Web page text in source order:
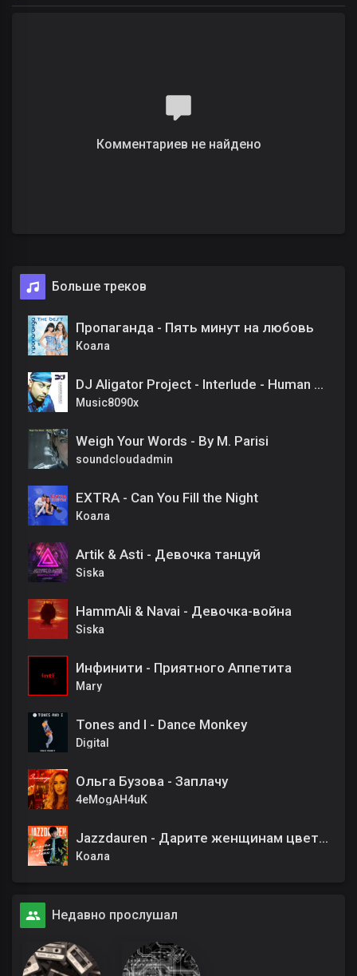
Комментариев не найдено
Больше треков
Пропаганда - Пять минут на любовь
Коала
DJ Aligator Project - Interlude - Human Beatbox
Music8090x
Weigh Your Words - By M. Parisi
soundcloudadmin
EXTRA - Can You Fill the Night
Коала
Artik & Asti - Девочка танцуй
Siska
HammAli & Navai - Девочка-война
Siska
Инфинити - Приятного Аппетита
Mary
Tones and I - Dance Monkey
Digital
Ольга Бузова - Заплачу
4eMogAH4uK
Jazzdauren - Дарите женщинам цветы (Pavlov Remix)
Коала
Недавно прослушал